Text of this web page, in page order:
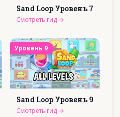
Sand Loop Уровень 7
Смотреть гид →
Уровень 9
Sand Loop Уровень 9
Смотреть гид →